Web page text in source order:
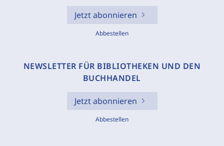
Jetzt abonnieren
Abbestellen
NEWSLETTER FÜR BIBLIOTHEKEN UND DEN
BUCHHANDEL
Jetzt abonnieren
Abbestellen